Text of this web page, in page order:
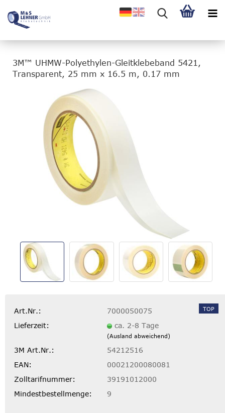
3M™ UHMW-Polyethylen-Gleitklebeband 5421,
Transparent, 25 mm x 16.5 m, 0.17 mm
TOP
Art.Nr.:
7000050075
Lieferzeit:
ca. 2-8 Tage
(Ausland abweichend)
3M Art.Nr.:
54212516
EAN:
00021200080081
Zolltarifnummer:
39191012000
Mindestbestellmenge:
9